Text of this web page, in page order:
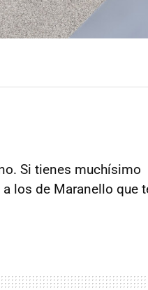
Si tienes muchísimo
los de Maranello que